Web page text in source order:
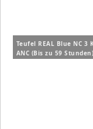
Teufel REAL Blue NC
ANC (Bis zu 59